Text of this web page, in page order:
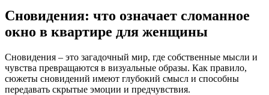
Сновидения: что означает сломанное
окно в квартире для женщины
Сновидения – это загадочный мир, где собственные мысли и
чувства превращаются в визуальные образы. Как правило,
сюжеты сновидений имеют глубокий смысл и способны
передавать скрытые эмоции и предчувствия.